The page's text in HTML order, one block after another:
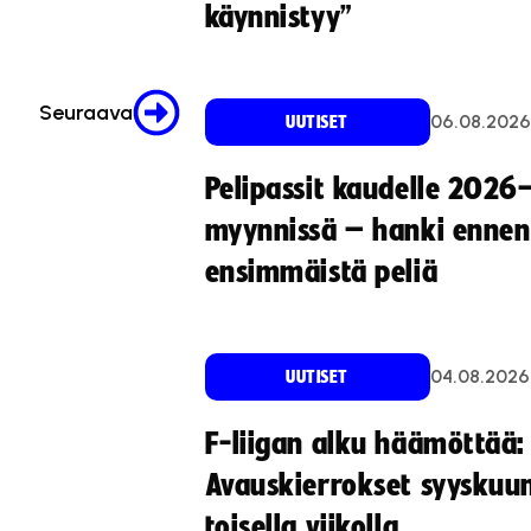
Seuraava
käynnistyy”
UUTISET 06.08.2026
Pelipassit kaudelle
myynnissä – hanki ennen
ensimmäistä peliä
UUTISET 04.08.2026
F-liigan alku häämöttää:
Avauskierrokset